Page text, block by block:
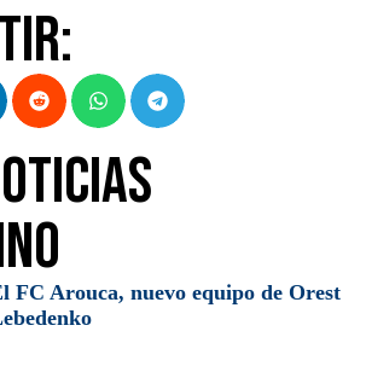
FC Arouca, nuevo equipo de Orest